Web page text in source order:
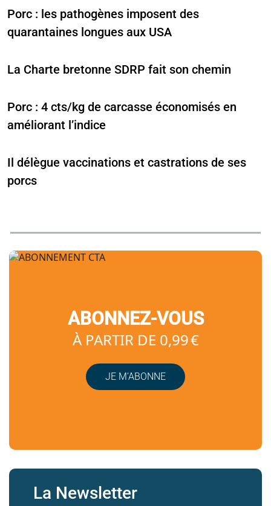
Porc : les pathogènes imposent des
quarantaines longues aux USA
La Charte bretonne SDRP fait son chemin
Porc : 4 cts/kg de carcasse économisés en
améliorant l’indice
Il délègue vaccinations et castrations de ses
porcs
ABONNEZ-VOUS
À PARTIR DE 0,99 €
JE M’ABONNE
La Newsletter